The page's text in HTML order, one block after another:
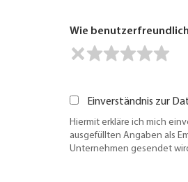
Wie
Einverständnis zur
Hiermit erkläre ich mich
ausgefüllten Angaben als
Unternehmen gesendet